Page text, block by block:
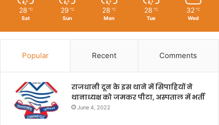
28 ℃
Sat
29 ℃
Sun
28 ℃
Mon
28 ℃
Tue
32 ℃
Wed
Popular Recent Comments
राजधानी दून के इस थाने में सिपाहियों ने
थानाध्यक्ष को जमकर पीटा, अस्पताल में भर्ती
June 4, 2022